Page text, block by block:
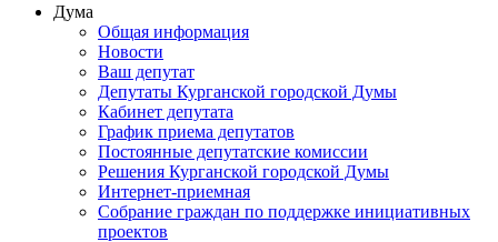
Дума
Общая информация
Новости
Ваш депутат
Депутаты Курганской городской Думы
Кабинет депутата
График приема депутатов
Постоянные депутатские комиссии
Решения Курганской городской Думы
Интернет-приемная
Собрание граждан по поддержке инициативных
проектов